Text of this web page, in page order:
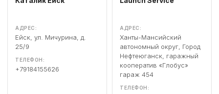
АДРЕС:
Ейск, ул. Мичурина, д.
25/9
ТЕЛЕФОН:
+79184155626
АДРЕС:
Ханты-Мансийский
автономный округ, Город
Нефтеюганск, гаражный
кооператив «Глобус»
гараж 454
ТЕЛЕФОН: